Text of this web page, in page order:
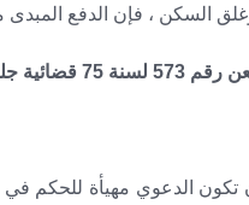
السكن ، فإن الدفع
75 قضائية جلسة 2014/09/09)
تكون الدعوي مهيأة للحكم